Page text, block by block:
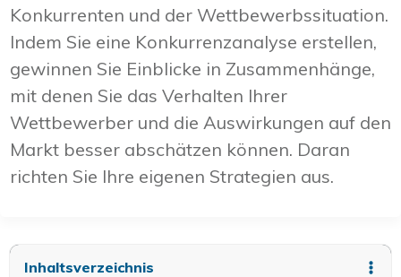
Konkurrenten und der Wettbewerbssituation.
Indem Sie eine Konkurrenzanalyse erstellen,
gewinnen Sie Einblicke in Zusammenhänge,
mit denen Sie das Verhalten Ihrer
Wettbewerber und die Auswirkungen auf den
Markt besser abschätzen können. Daran
richten Sie Ihre eigenen Strategien aus.
Inhaltsverzeichnis